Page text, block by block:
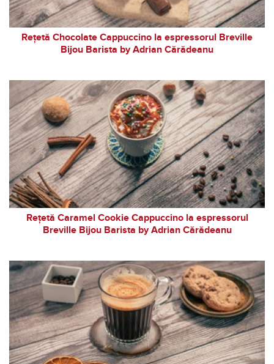
Rețetă Chocolate Cappuccino la espressorul Breville
Bijou Barista by Adrian Cărădeanu
Rețetă Caramel Cookie Cappuccino la espressorul
Breville Bijou Barista by Adrian Cărădeanu